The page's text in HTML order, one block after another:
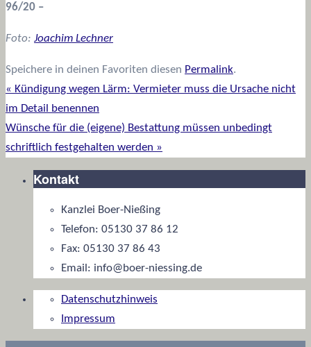
96/20 –
Foto: Joachim Lechner
Speichere in deinen Favoriten diesen Permalink.
« Kündigung wegen Lärm: Vermieter muss die Ursache nicht
im Detail benennen
Wünsche für die (eigene) Bestattung müssen unbedingt
schriftlich festgehalten werden »
Kontakt
Kanzlei Boer-Nießing
Telefon: 05130 37 86 12
Fax: 05130 37 86 43
Email: info@boer-niessing.de
Datenschutzhinweis
Impressum